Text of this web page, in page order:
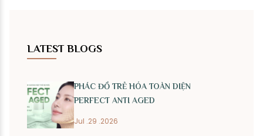
LATEST BLOGS
PHÁC ĐỒ TRẺ HÓA TOÀN DIỆN
PERFECT ANTI AGED
Jul .29 .2026